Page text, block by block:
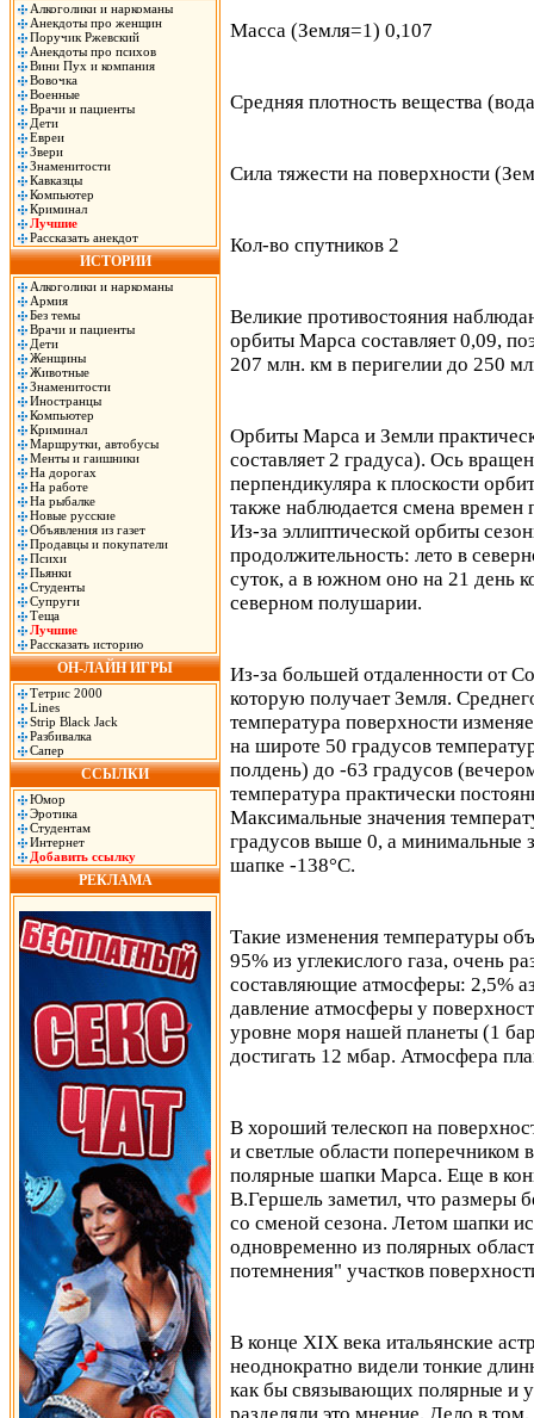
Алкоголики и наркоманы
Анекдоты про женщин
Поручик Ржевский
Анекдоты про психов
Вини Пух и компания
Вовочка
Военные
Врачи и пациенты
Дети
Евреи
Звери
Знаменитости
Кавказцы
Компьютер
Криминал
Лучшие
Рассказать анекдот
ИСТОРИИ
Алкоголики и наркоманы
Армия
Без темы
Врачи и пациенты
Дети
Женщины
Животные
Знаменитости
Иностранцы
Компьютер
Криминал
Маршрутки, автобусы
Менты и гаишники
На дорогах
На работе
На рыбалке
Новые русские
Объявления из газет
Продавцы и покупатели
Психи
Пьянки
Студенты
Супруги
Теща
Лучшие
Рассказать историю
ОН-ЛАЙН ИГРЫ
Тетрис 2000
Lines
Strip Black Jack
Разбивалка
Сапер
ССЫЛКИ
Юмор
Эротика
Студентам
Интернет
Добавить ссылку
РЕКЛАМА
Масса (Земля=1) 0,107
Средняя плотность вещества
Сила тяжести на поверхности
Кол-во спутников 2
Великие противостояния
орбиты Марса составляет 0,09,
207 млн. км в перигелии до 250
Орбиты Марса и Земли
составляет 2 градуса). Ось
перпендикуляра к плоскости
также наблюдается смена времен
Из-за эллиптической орбиты
продолжительность: лето в
суток, а в южном оно на 21 день
северном полушарии.
Из-за большей отдаленности от
которую получает Земля.
температура поверхности
на широте 50 градусов
полдень) до -63 градусов
температура практически
Максимальные значения
градусов выше 0, а минимальные
шапке -138°С.
Такие изменения температуры
95% из углекислого газа, очень
составляющие атмосферы: 2,5%
давление атмосферы у
уровне моря нашей планеты (1
достигать 12 мбар. Атмосфера
В хороший телескоп на
и светлые области
полярные шапки Марса. Еще в
В.Гершель заметил, что размеры
со сменой сезона. Летом шапки
одновременно из полярных
потемнения" участков
В конце XIX века итальянские
неоднократно видели тонкие
как бы связывающих полярные и